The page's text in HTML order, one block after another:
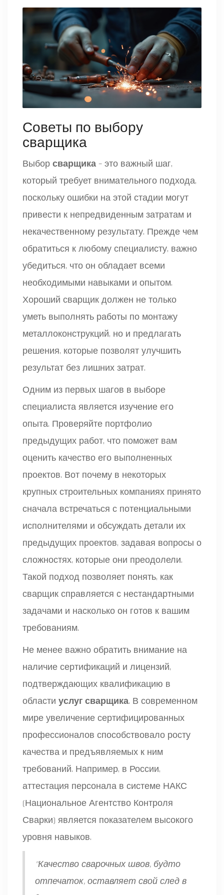
Советы по выбору
сварщика
Выбор сварщика – это важный шаг,
который требует внимательного подхода,
поскольку ошибки на этой стадии могут
привести к непредвиденным затратам и
некачественному результату. Прежде чем
обратиться к любому специалисту, важно
убедиться, что он обладает всеми
необходимыми навыками и опытом.
Хороший сварщик должен не только
уметь выполнять работы по монтажу
металлоконструкций, но и предлагать
решения, которые позволят улучшить
результат без лишних затрат.
Одним из первых шагов в выборе
специалиста является изучение его
опыта. Проверяйте портфолио
предыдущих работ, что поможет вам
оценить качество его выполненных
проектов. Вот почему в некоторых
крупных строительных компаниях принято
сначала встречаться с потенциальными
исполнителями и обсуждать детали их
предыдущих проектов, задавая вопросы о
сложностях, которые они преодолели.
Такой подход позволяет понять, как
сварщик справляется с нестандартными
задачами и насколько он готов к вашим
требованиям.
Не менее важно обратить внимание на
наличие сертификаций и лицензий,
подтверждающих квалификацию в
области услуг сварщика. В современном
мире увеличение сертифицированных
профессионалов способствовало росту
качества и предъявляемых к ним
требований. Например, в России,
аттестация персонала в системе НАКС
(Национальное Агентство Контроля
Сварки) является показателем высокого
уровня навыков.
"Качество сварочных швов, будто
отпечаток, оставляет свой след в